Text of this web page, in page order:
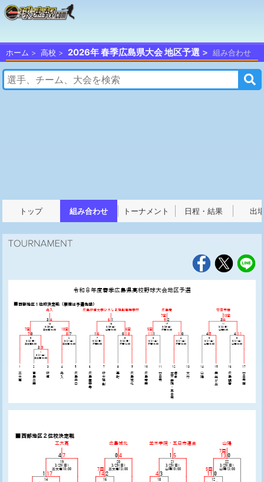
ホーム 高校 2026年 春季広島県大会 地区予選 組み合わせ
トップ 組み合わせ トーナメント 日程・結果 出